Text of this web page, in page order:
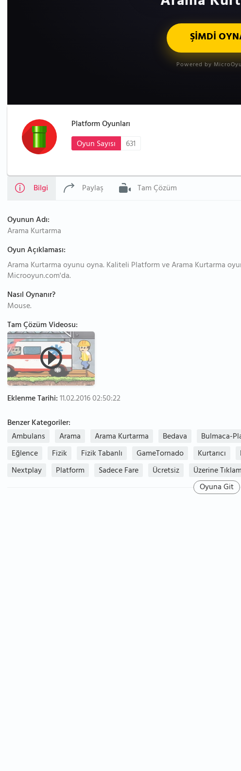
ŞİMDİ
Powered by
Platform Oyunları
Oyun Sayısı
631
Bilgi Paylaş Tam Çözüm
Oyunun Adı:
Arama Kurtarma
Oyun Açıklaması:
Arama Kurtarma oyunu oyna. Kaliteli Platform ve Arama Kurtarma
Microoyun.com'da.
Nasıl Oynanır?
Mouse.
Tam Çözüm Videosu:
Eklenme Tarihi:11.02.2016 02:50:22
Benzer Kategoriler:
Ambulans
Arama Arama Kurtarma Bedava Bulmaca-
Eğlence
Fizik Fizik Tabanlı GameTornado Kurtarıcı
Nextplay
Platform Sadece Fare Ücretsiz Üzerine
Oyuna Git